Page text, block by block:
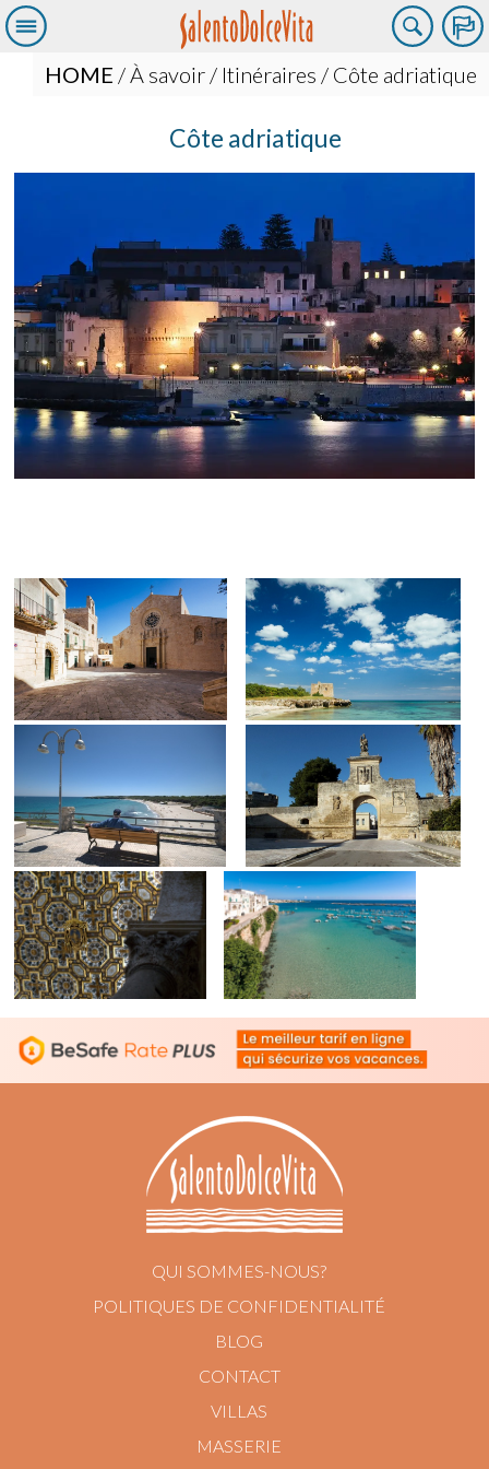
HOME /À savoir / Itinéraires / Côte adriatique
Côte adriatique
QUI SOMMES-NOUS?
POLITIQUES DE CONFIDENTIALITÉ
BLOG
CONTACT
VILLAS
MASSERIE